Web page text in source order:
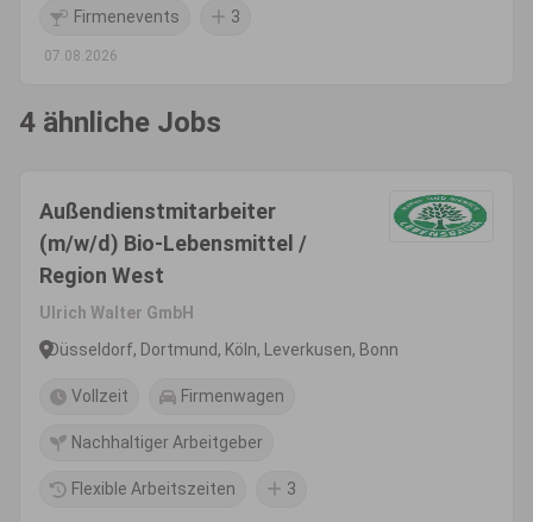
Firmenevents 3
07.08.2026
4 ähnliche Jobs
Außendienstmitarbeiter
(m/w/d) Bio-Lebensmittel /
Region West
Ulrich Walter GmbH
Düsseldorf, Dortmund, Köln, Leverkusen, Bonn
Vollzeit Firmenwagen
Nachhaltiger Arbeitgeber
Flexible Arbeitszeiten 3